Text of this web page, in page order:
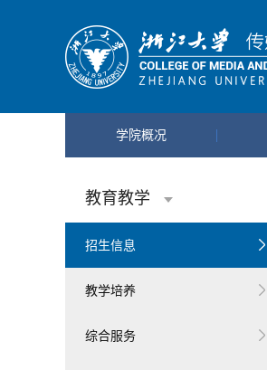
学院概况
教育教学
招生信息
教学培养
综合服务